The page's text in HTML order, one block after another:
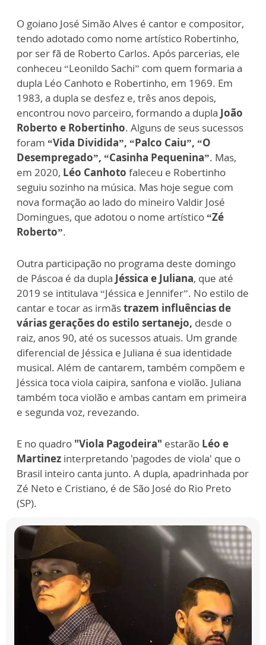
O goiano José Simão Alves é cantor e compositor,
tendo adotado como nome artístico Robertinho,
por ser fã de Roberto Carlos. Após parcerias, ele
conheceu “Leonildo Sachi” com quem formaria a
dupla Léo Canhoto e Robertinho, em 1969. Em
1983, a dupla se desfez e, três anos depois,
encontrou novo parceiro, formando a dupla João
Roberto e Robertinho. Alguns de seus sucessos
foram “Vida Dividida”, “Palco Caiu”, “O
Desempregado”, “Casinha Pequenina”. Mas,
em 2020, Léo Canhoto faleceu e Robertinho
seguiu sozinho na música. Mas hoje segue com
nova formação ao lado do mineiro Valdir José
Domingues, que adotou o nome artístico“Zé
Roberto”.
Outra participação no programa deste domingo
de Páscoa é da dupla Jéssica e Juliana, que até
2019 se intitulava “Jéssica e Jennifer”. No estilo de
cantar e tocar as irmãstrazem influências de
várias gerações do estilo sertanejo, desde o
raiz, anos 90, até os sucessos atuais. Um grande
diferencial de Jéssica e Juliana é sua identidade
musical. Além de cantarem, também compõem e
Jéssica toca viola caipira, sanfona e violão. Juliana
também toca violão e ambas cantam em primeira
e segunda voz, revezando.
E no quadro "Viola Pagodeira" estarão Léo e
Martinez interpretando 'pagodes de viola' que o
Brasil inteiro canta junto. A dupla, apadrinhada por
Zé Neto e Cristiano, é de São José do Rio Preto
(SP).